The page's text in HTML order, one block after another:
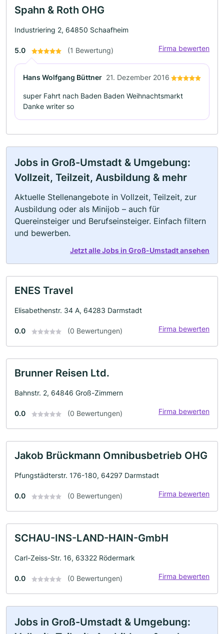
Spahn & Roth OHG
Industriering 2, 64850 Schaafheim
5.0 (1 Bewertung) Firma bewerten
Hans Wolfgang Büttner 21. Dezember 2016
super Fahrt nach Baden Baden Weihnachtsmarkt
Danke writer so
Jobs in Groß-Umstadt & Umgebung:
Vollzeit, Teilzeit, Ausbildung & mehr
Aktuelle Stellenangebote in Vollzeit, Teilzeit, zur
Ausbildung oder als Minijob – auch für
Quereinsteiger und Berufseinsteiger. Einfach filtern
und bewerben.
Jetzt alle Jobs in Groß-Umstadt ansehen
ENES Travel
Elisabethenstr. 34 A, 64283 Darmstadt
0.0 (0 Bewertungen) Firma bewerten
Brunner Reisen Ltd.
Bahnstr. 2, 64846 Groß-Zimmern
0.0 (0 Bewertungen) Firma bewerten
Jakob Brückmann Omnibusbetrieb OHG
Pfungstädterstr. 176-180, 64297 Darmstadt
0.0 (0 Bewertungen) Firma bewerten
SCHAU-INS-LAND-HAIN-GmbH
Carl-Zeiss-Str. 16, 63322 Rödermark
0.0 (0 Bewertungen) Firma bewerten
Jobs in Groß-Umstadt & Umgebung: